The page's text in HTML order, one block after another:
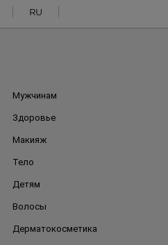
RU
Мужчинам
Здоровье
Макияж
Тело
Детям
Волосы
Дерматокосметика